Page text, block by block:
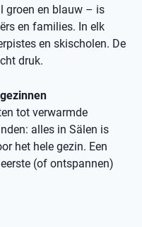
groen en blauw – is
en families. In elk
en skischolen. De
druk.
tot verwarmde
alles in Sälen is
het hele gezin. Een
(of ontspannen)